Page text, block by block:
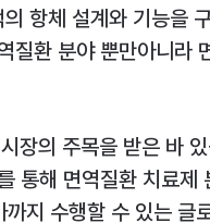
항체 설계와 기능을
환 분야 뿐만아니라
장의 주목을 받은 바
통해 면역질환 치료제
지 수행할 수 있는 글